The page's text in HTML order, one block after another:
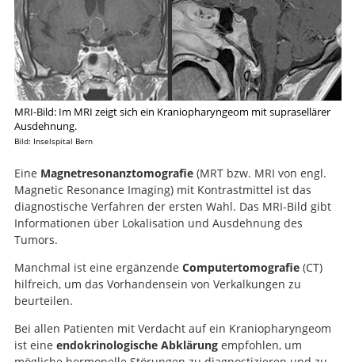
MRI-Bild: Im MRI zeigt sich ein Kraniopharyngeom mit suprasellärer
Ausdehnung.
Bild: Inselspital Bern
Eine Magnetresonanztomografie(MRT bzw. MRI von engl.
Magnetic Resonance Imaging) mit Kontrastmittel ist das
diagnostische Verfahren der ersten Wahl. Das MRI-Bild gibt
Informationen über Lokalisation und Ausdehnung des
Tumors.
Manchmal ist eine ergänzende Computertomografie(CT)
hilfreich, um das Vorhandensein von Verkalkungen zu
beurteilen.
Bei allen Patienten mit Verdacht auf ein Kraniopharyngeom
ist eine endokrinologische Abklärungempfohlen, um